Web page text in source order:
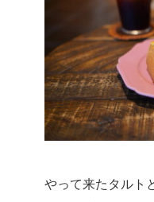
やって来たタルト